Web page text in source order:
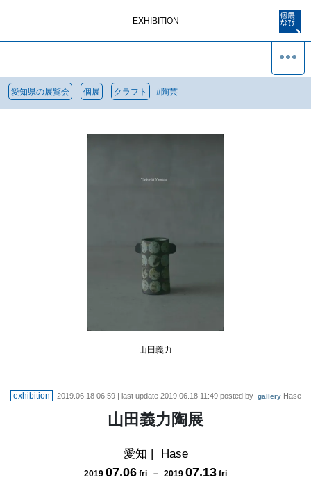
EXHIBITION
愛知県の展覧会 個展 クラフト #陶芸
山田義力
exhibition 2019.06.18 06:59| last update 2019.06.18 11:49posted by gallery Hase
山田義力陶展
愛知 | Hase
2019 07.06 fri － 2019 07.13 fri